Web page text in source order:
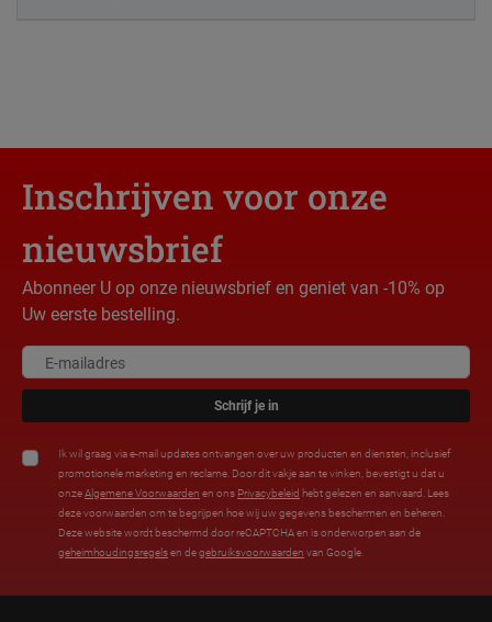
Inschrijven voor onze
nieuwsbrief
Abonneer U op onze nieuwsbrief en geniet van -10% op
Uw eerste bestelling.
Schrijf je in
Ik wil graag via e-mail updates ontvangen over uw producten en diensten, inclusief
promotionele marketing en reclame. Door dit vakje aan te vinken, bevestigt u dat u
onzeAlgemene Voorwaarden en ons Privacybeleid hebt gelezen en aanvaard. Lees
deze voorwaarden om te begrijpen hoe wij uw gegevens beschermen en beheren.
Deze website wordt beschermd door reCAPTCHA en is onderworpen aan de
geheimhoudingsregelsen degebruiksvoorwaarden van Google.